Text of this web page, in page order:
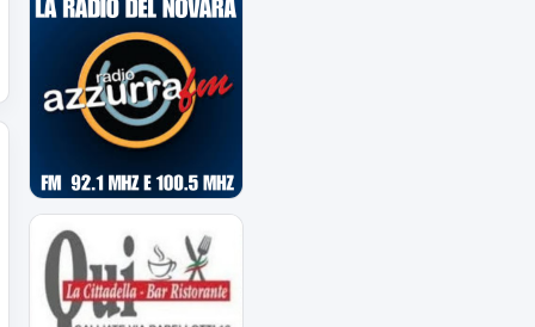
Acquisti/Cessioni
"Sessione Estiva
2026/2027"
tutte le operazioni degli
azzurri
Il Novara è atteso dal
quarto impegno
estivo
Mercoledì a Chiavari.
Tra amichevoli e
mercato...
Orari Biglietteria